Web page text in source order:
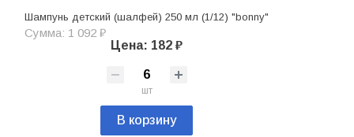
Шампунь детский (шалфей) 250 мл (1/12) "bonny"
Сумма: 1 092 ₽
Цена: 182 ₽
шт
В корзину